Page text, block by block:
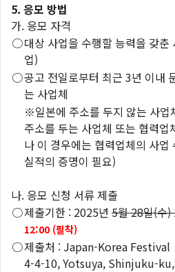
5. 응모 방법
가. 응모 자격
○대상 사업을 수행할 능력을 갖춘
업)
○공고 전일로부터 최근 3년 이내
는 사업체
※일본에 주소를 두지 않는 사업
주소를 두는 사업체 또는 협력
나 이 경우에는 협력업체의 사
실적의 증명이 필요)
나. 응모 신청 서류 제출
○제출기한 : 2025년 5월 28일(수
12:00 (필착)
○제출처 : Japan-Korea
4-4-10, Yotsuya, Shinjuku-